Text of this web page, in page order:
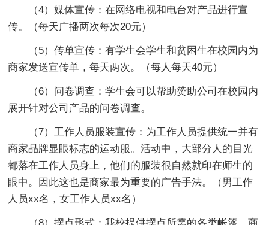
（4）媒体宣传：在网络电视和电台对产品进行宣
传。（每天广播两次每次20元）
（5）传单宣传：有学生会学生和贫困生在校园内为
商家发送宣传单，每天两次。（每人每天40元）
（6）问卷调查：学生会可以帮助赞助公司在校园内
展开针对公司产品的问卷调查。
（7）工作人员服装宣传：为工作人员提供统一并有
商家品牌显眼标志的运动服。活动中，大部分人的目光
都落在工作人员身上，他们的服装很自然就印在师生的
眼中。因此这也是商家最为重要的广告手法。（男工作
人员xx名，女工作人员xx名）